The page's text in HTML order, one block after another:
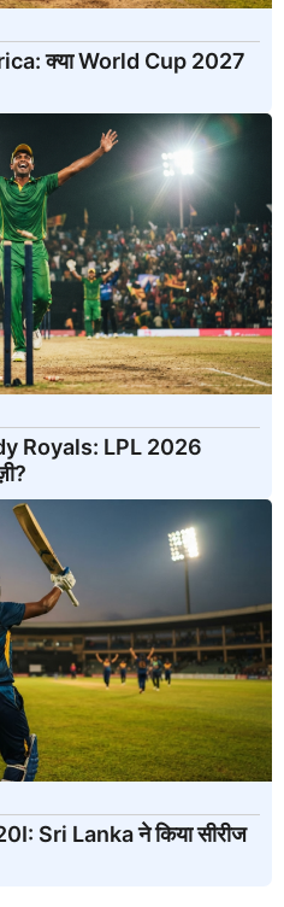
क्या World Cup 2027
Royals: LPL 2026
Sri Lanka ने किया सीरीज